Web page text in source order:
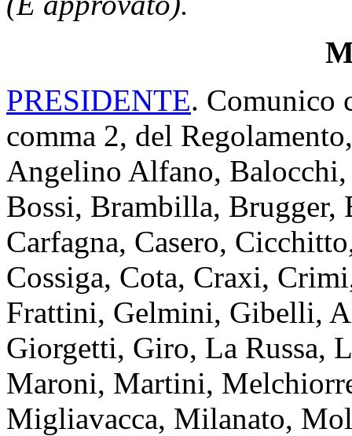
PRESIDENTE. Comunico
comma 2, del
Angelino Alfano,
Bossi, Brambilla,
Carfagna, Casero,
Cossiga, Cota, Craxi,
Frattini, Gelmini, Gibelli,
Giorgetti, Giro, La Russa,
Maroni, Martini,
Migliavacca, Milanato,